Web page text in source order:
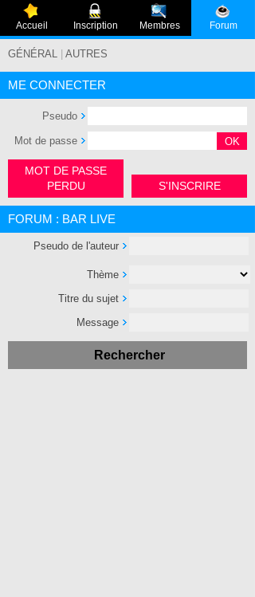
Accueil Inscription Membres Forum
GÉNÉRAL AUTRES
ME CONNECTER
Pseudo
Mot de passe
MOT DE PASSE
PERDU
S'INSCRIRE
FORUM : BAR LIVE
Pseudo de l'auteur
Thème
Titre du sujet
Message